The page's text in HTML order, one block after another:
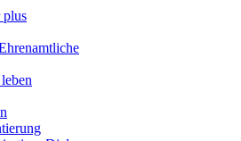
plus